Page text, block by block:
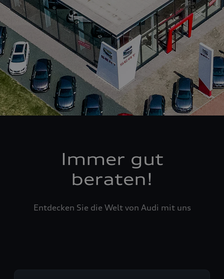
Immer gut
beraten!
Entdecken Sie die Welt von Audi mit uns